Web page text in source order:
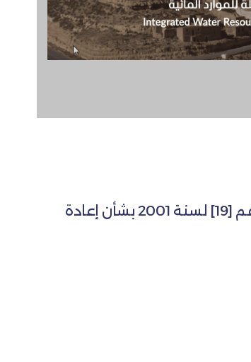
منظمة روّاد للتنمية هي منظمة غير حكومية غير ربحية، تأسست في أكتوبر 2017 وفقاً لأحكام القانون رقم [19] لسنة 2001 بشأن إعادة